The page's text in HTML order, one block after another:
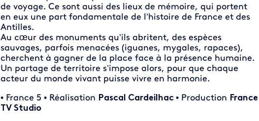
de voyage. Ce sont aussi des lieux de mémoire, qui portent
en eux une part fondamentale de l’histoire de France et des
Antilles.
Au cœur des monuments qu’ils abritent, des espèces
sauvages, parfois menacées (iguanes, mygales, rapaces),
cherchent à gagner de la place face à la présence humaine.
Un partage de territoire s’impose alors, pour que chaque
acteur du monde vivant puisse vivre en harmonie.
• France 5 • Réalisation Pascal Cardeilhac • Production France
TV Studio